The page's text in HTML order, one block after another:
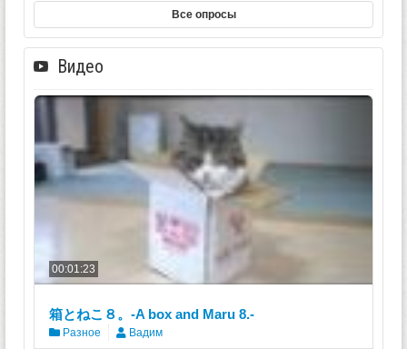
Все опросы
Видео
00:01:23
箱とねこ８。-A box and Maru 8.-
Разное Вадим